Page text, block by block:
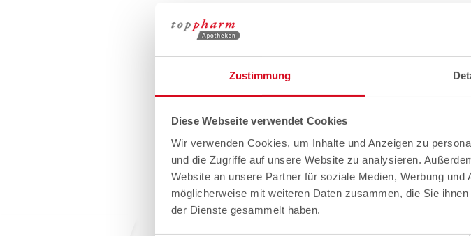
Zustimmung
Diese Webseite verwendet Cookies
Wir verwenden Cookies, um Inhalte und Anzeigen zu
und die Zugriffe auf unsere Website zu analysieren.
Website an unsere Partner für soziale Medien, Werbung
möglicherweise mit weiteren Daten zusammen, die Sie
der Dienste gesammelt haben.